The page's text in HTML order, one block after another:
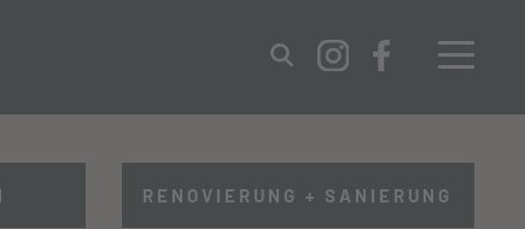
DATENSCHUTZ
RENOVIERUNG + SANIERUNG